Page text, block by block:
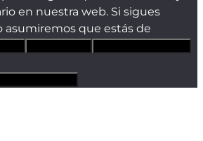
en nuestra web. Si sigues
asumiremos que estás de